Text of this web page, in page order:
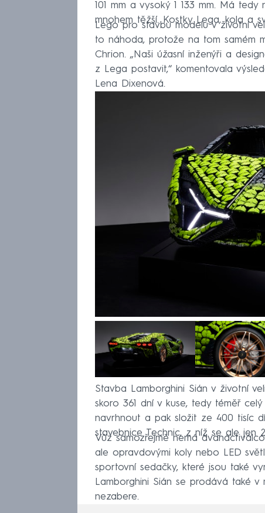
101 mm a vysoký 1 133 mm. Má
mnohem těžší. Kostky Lega, kola a
Lego pro stavbu modelu v životní
to náhoda, protože na tom samém
Chrion. „Naši úžasní inženýři a
z Lega postavit,“ komentovala
Lena Dixenová.
Stavba Lamborghini Sián v životní
skoro 361 dní v kuse, tedy téměř
navrhnout a pak složit ze 400 tisíc
stavebnice Technic, z níž se ale
Vůz samozřejmě nemá
ale opravdovými koly nebo LED
sportovní sedačky, které jsou také
Lamborghini Sián se prodává také v
nezabere.